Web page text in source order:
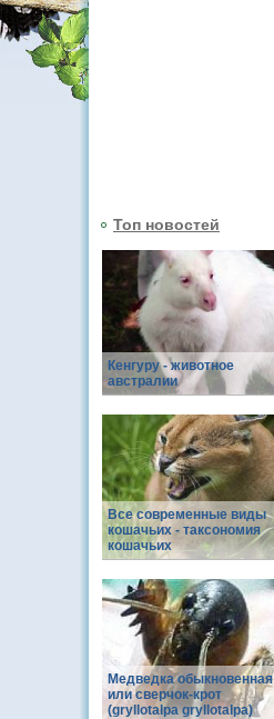
Топ новостей
Кенгуру - животное
австралии
Все современные виды
кошачьих - таксономия
кошачьих
Медведка обыкновенная
или сверчок-крот
(gryllotalpa gryllotalpa)